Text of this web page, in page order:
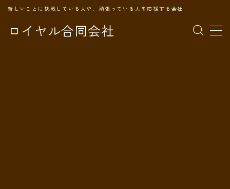
ロイヤル合同会社
新しいことに挑戦している人や、頑張っている人を応援する会社
MENU